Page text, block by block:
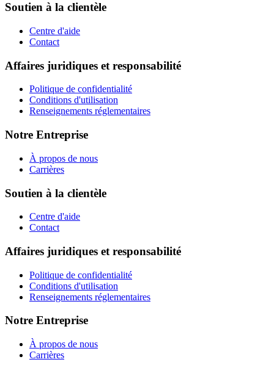
Soutien à la clientèle
Centre d'aide
Contact
Affaires juridiques et responsabilité
Politique de confidentialité
Conditions d'utilisation
Renseignements réglementaires
Notre Entreprise
À propos de nous
Carrières
Soutien à la clientèle
Centre d'aide
Contact
Affaires juridiques et responsabilité
Politique de confidentialité
Conditions d'utilisation
Renseignements réglementaires
Notre Entreprise
À propos de nous
Carrières